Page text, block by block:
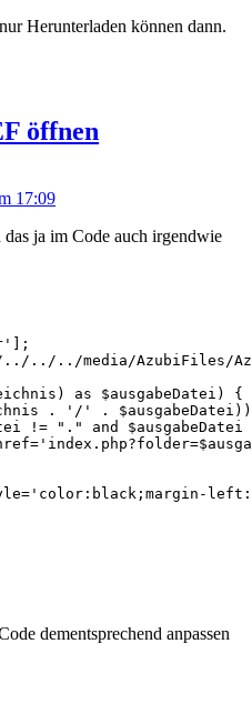
Herunterladen können dann.
öffnen
17:09
ja im Code auch irgendwie
dementsprechend anpassen